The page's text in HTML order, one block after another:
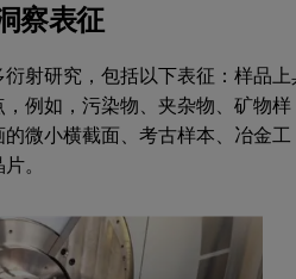
察表征
射研究，包括以下表征：样品上
例如，污染物、夹杂物、矿物样
微小横截面、考古样本、冶金工
。